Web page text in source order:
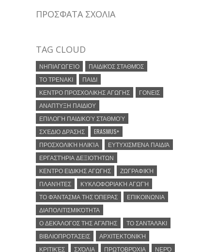
ΠΡΟΣΦΑΤΑ ΣΧΟΛΙΑ
TAG CLOUD
ΝΗΠΙΑΓΩΓΕΊΟ
ΠΑΙΔΙΚΌΣ ΣΤΑΘΜΌΣ
ΤΟ ΤΡΕΝΑΚΙ
ΠΑΙΔΙ
ΚΕΝΤΡΟ ΠΡΟΣΧΟΛΙΚΗΣ ΑΓΩΓΗΣ
ΓΟΝΕΙΣ
ΑΝΑΠΤΥΞΗ ΠΑΙΔΙΟΥ
ΕΠΙΛΟΓΉ ΠΑΙΔΙΚΟΎ ΣΤΑΘΜΟΎ
ΣΧΈΔΙΟ ΔΡΆΣΗΣ
ERASMUS+
ΠΡΟΣΧΟΛΙΚΉ ΗΛΙΚΊΑ
ΕΥΤΥΧΙΣΜΈΝΑ ΠΑΙΔΙΆ
ΕΡΓΑΣΤΉΡΙΑ ΔΕΞΙΟΤΉΤΩΝ
ΚΕΝΤΡΟ ΕΙΔΙΚΗΣ ΑΓΩΓΗΣ
ΖΩΓΡΑΦΙΚΉ
ΠΛΑΝΉΤΕΣ
ΚΥΚΛΟΦΟΡΙΑΚΉ ΑΓΩΓΉ
ΤΟ ΦΆΝΤΑΣΜΑ ΤΗΣ ΌΠΕΡΑΣ
ΕΠΙΚΟΙΝΩΝΙΑ
ΔΙΑΠΟΛΙΤΙΣΜΙΚΌΤΗΤΑ
Ο ΔΕΚΆΛΟΓΟΣ ΤΗΣ ΑΓΆΠΗΣ
ΤΟ ΣΑΝΤΑΛΆΚΙ
ΒΙΒΛΙΟΠΡΟΤΆΣΕΙΣ
ΑΡΧΙΤΕΚΤΟΝΙΚΉ
ΚΡΙΤΙΚΈΣ
ΣΧΌΛΙΑ ΠΡΩΤΟΒΡΌΧΙΑ ΝΕΡΌ